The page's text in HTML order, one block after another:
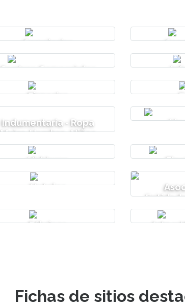
Cerrajerías
Centros Comerciales
Pizzerías
Indumentaria - Ropa
Mujer, Hombre, Niños
Vidrieras
Hoteles
Fábricas Arte y
Fichas de sitios